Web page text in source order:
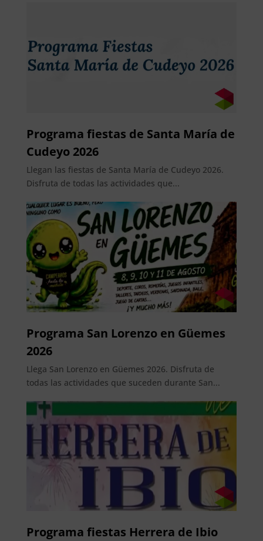
Programa fiestas de Santa María de
Cudeyo 2026
Llegan las fiestas de Santa María de Cudeyo 2026.
Disfruta de todas las actividades que...
Programa San Lorenzo en Güemes
2026
Llega San Lorenzo en Güemes 2026. Disfruta de
todas las actividades que suceden durante San...
Programa fiestas Herrera de Ibio